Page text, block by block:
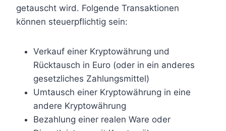
getauscht wird. Folgende Transaktionen
können steuerpflichtig sein:
Verkauf einer Kryptowährung und
Rücktausch in Euro (oder in ein anderes
gesetzliches Zahlungsmittel)
Umtausch einer Kryptowährung in eine
andere Kryptowährung
Bezahlung einer realen Ware oder